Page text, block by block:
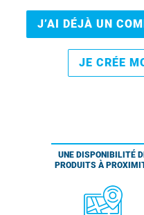
J’AI DÉJÀ UN
JE CRÉE
UNE DISPONIBILITÉ
PRODUITS À